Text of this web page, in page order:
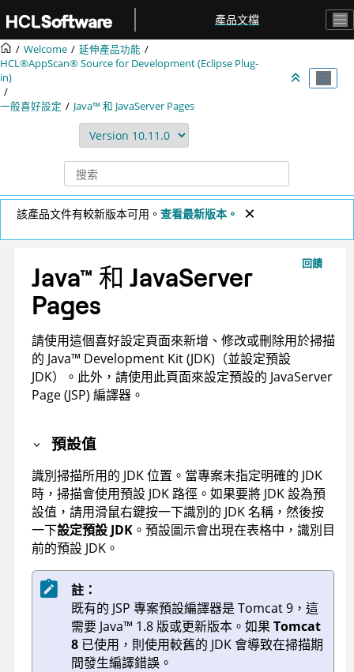
產品文檔
Welcome
延伸產品功能
HCL®AppScan® Source for Development (Eclipse Plug-
in)
一般喜好設定 Java™ 和 JavaServer Pages
該產品文件有較新版本可用。 查看最新版本。
回饋
Java™ 和 JavaServer
Pages
請使用這個喜好設定頁面來新增、修改或刪除用於掃描
的 Java™ Development Kit (JDK)（並設定預設
JDK）。此外，請使用此頁面來設定預設的 JavaServer
Page (JSP) 編譯器。
預設值
識別掃描所用的 JDK 位置。當專案未指定明確的 JDK
時，掃描會使用預設 JDK 路徑。如果要將 JDK 設為預
設值，請用滑鼠右鍵按一下識別的 JDK 名稱，然後按
一下設定預設 JDK 。預設圖示會出現在表格中，識別目
前的預設 JDK。
註：
既有的 JSP 專案預設編譯器是 Tomcat 9 ，這
需要 Java™ 1.8 版或更新版本。如果 Tomcat
8 已使用，則使用較舊的 JDK 會導致在掃描期
間發生編譯錯誤。